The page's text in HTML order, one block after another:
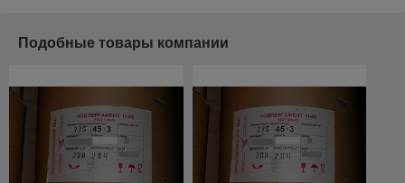
Подобные товары компании